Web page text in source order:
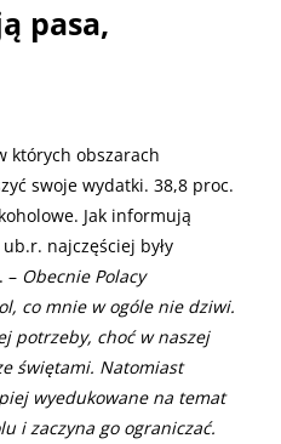
pasa,
których obszarach
swoje wydatki. 38,8 proc.
Jak informują
ub.r. najczęściej były
– Obecnie Polacy
co mnie w ogóle nie dziwi.
potrzeby, choć w naszej
świętami. Natomiast
wyedukowane na temat
i zaczyna go ograniczać.